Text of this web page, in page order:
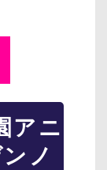
アニ
ノ